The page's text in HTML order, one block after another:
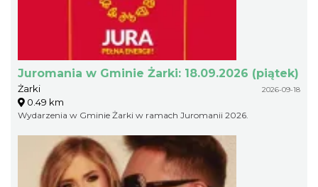
Juromania w Gminie Żarki: 18.09.2026 (piątek)
Żarki 2026-09-18
0.49 km
Wydarzenia w Gminie Żarki w ramach Juromanii 2026.